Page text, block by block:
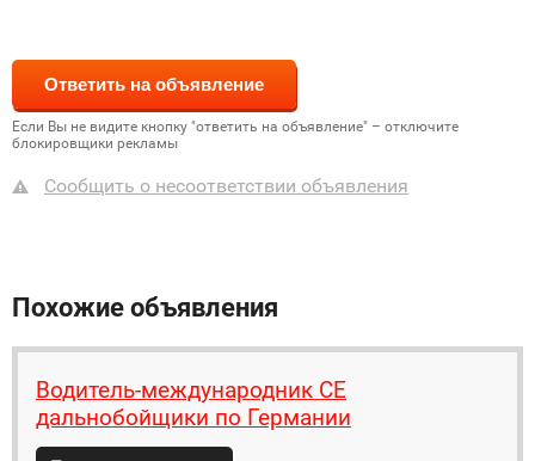
Если Вы не видите кнопку "ответить на объявление" – отключите
блокировщики рекламы
Сообщить о несоответствии объявления
Похожие объявления
Водитель-международник СЕ
дальнобойщики по Германии